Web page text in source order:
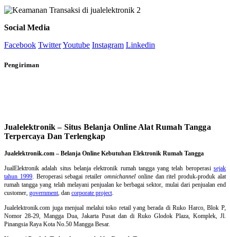
Social Media
Facebook TwitterYoutube Instagram Linkedin
Pengiriman
Jualelektronik – Situs Belanja Online Alat Rumah Tangga
Terpercaya Dan Terlengkap
Jualelektronik.com – Belanja Online Kebutuhan Elektronik Rumah Tangga
JualElektronik adalah situs belanja elektronik rumah tanggayang telah beroperasisejak
tahun 1999. Beroperasi sebagai retaileromnichannel online dan ritel produk-produk alat
rumah tangga yang telah melayani penjualan ke berbagai sektor, mulai dari penjualan end
customer, government, dan corporate project.
Jualelektronik.com juga menjual melalui toko retail yang berada di Ruko Harco, Blok P,
Nomor 28-29, Mangga Dua, Jakarta Pusat dan di Ruko Glodok Plaza, Komplek, Jl.
Pinangsia Raya Kota No.50 Mangga Besar.